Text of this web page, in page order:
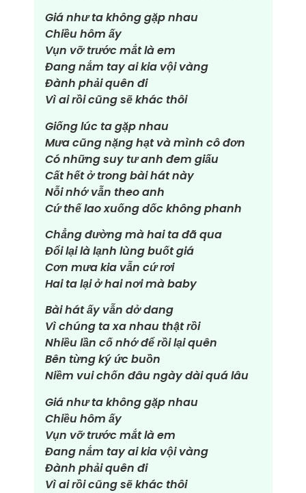
Giá như ta không gặp nhau
Chiều hôm ấy
Vụn vỡ trước mắt là em
Đang nắm tay ai kia vội vàng
Đành phải quên đi
Vì ai rồi cũng sẽ khác thôi
Giống lúc ta gặp nhau
Mưa cũng nặng hạt và mình cô đơn
Có những suy tư anh đem giấu
Cất hết ở trong bài hát này
Nỗi nhớ vẫn theo anh
Cứ thế lao xuống dốc không phanh
Chẳng đường mà hai ta đã qua
Đổi lại là lạnh lùng buốt giá
Cơn mưa kia vẫn cứ rơi
Hai ta lại ở hai nơi mà baby
Bài hát ấy vẫn dở dang
Vì chúng ta xa nhau thật rồi
Nhiều lần cố nhớ để rồi lại quên
Bên từng ký ức buồn
Niềm vui chốn đâu ngày dài quá lâu
Giá như ta không gặp nhau
Chiều hôm ấy
Vụn vỡ trước mắt là em
Đang nắm tay ai kia vội vàng
Đành phải quên đi
Vì ai rồi cũng sẽ khác thôi